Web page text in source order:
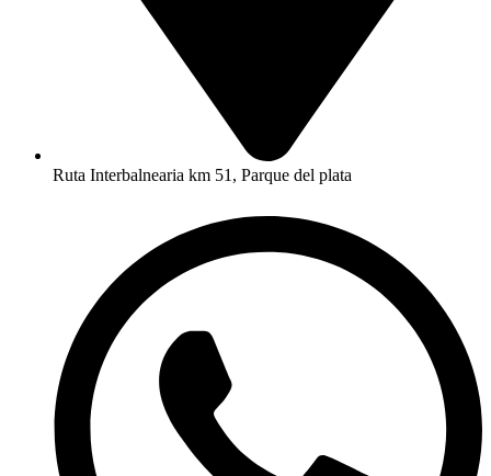
Ruta Interbalnearia km 51, Parque del plata